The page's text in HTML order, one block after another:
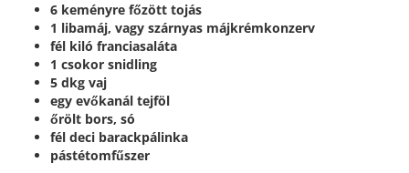
6 keményre főzött tojás
1 libamáj, vagy szárnyas májkrémkonzerv
fél kiló franciasaláta
1 csokor snidling
5 dkg vaj
egy evőkanál tejföl
őrölt bors, só
fél deci barackpálinka
pástétomfűszer